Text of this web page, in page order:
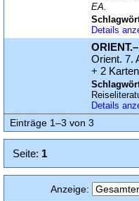
EA.
Details
Orient. 7.
+ 2
Details
Einträge 1–3 von 3
Seite: 1
Anzeige: